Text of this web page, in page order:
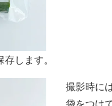
します。
撮影時に
袋をつけ